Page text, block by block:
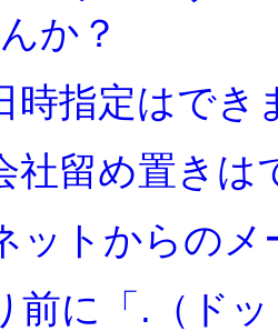
か？
時指定はでき
社留め置きは
ットからのメ
前に「.（ド